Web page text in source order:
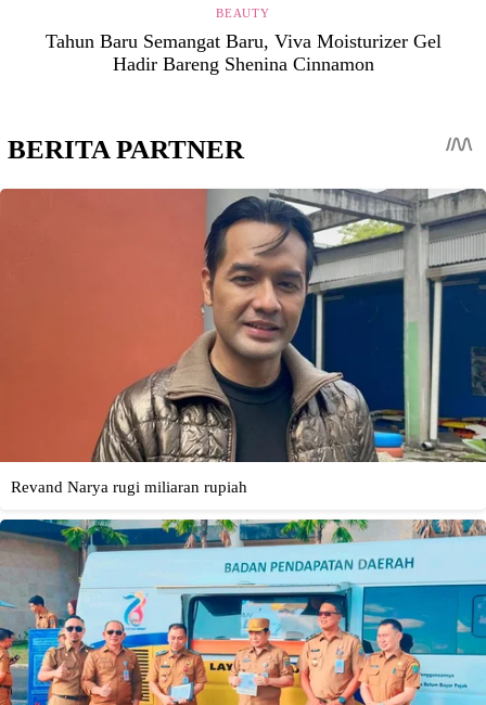
BEAUTY
Tahun Baru Semangat Baru, Viva Moisturizer Gel
Hadir Bareng Shenina Cinnamon